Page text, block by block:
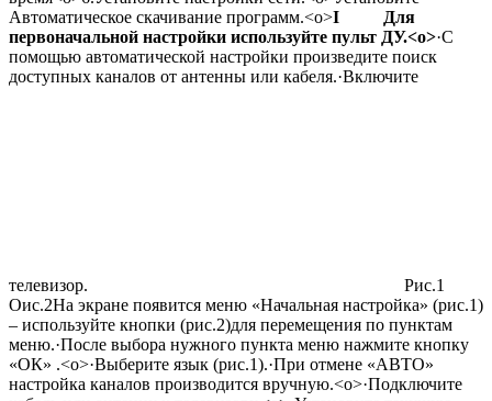
Автоматическое скачивание программ.<o>I
Для
первоначальной настройки используйте пульт ДУ.<o>·С
помощью автоматической настройки произведите поиск
доступных каналов от антенны или кабеля.·Включите
телевизор.
Рис.1
Оис.2На экране появится меню «Начальная настройка» (рис.1)
– используйте кнопки (рис.2)для перемещения по пунктам
меню.·После выбора нужного пункта меню нажмите кнопку
«ОК» .<o>·Выберите язык (рис.1).·При отмене «АВТО»
настройка каналов производится вручную.<o>·Подключите